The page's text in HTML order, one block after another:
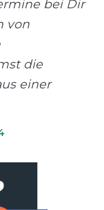
bei Dir
von
die
einer